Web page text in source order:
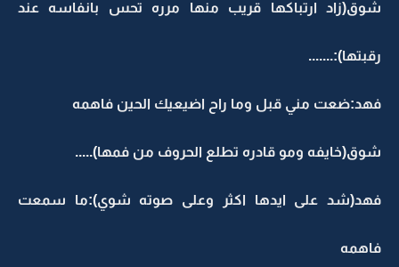
شوق(زاد ارتباكها قريب منها مرره تحس بانفاسه عند
رقبتها):.......
فهد:ضعت مني قبل وما راح اضيعيك الحين فاهمه
شوق(خايفه ومو قادره تطلع الحروف من فمها).....
فهد(شد على ايدها اكثر وعلى صوته شوي):ما سمعت
فاهمه